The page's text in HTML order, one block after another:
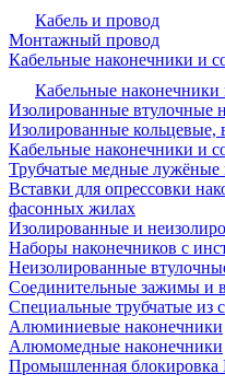
Кабель и провод
Монтажный провод
Кабельные наконечники и
Кабельные наконечники
Изолированные втулочные
Изолированные
Кабельные наконечники и
Трубчатые медные лужёные
Вставки для опрессовки
фасонных жилах
Изолированные и
Наборы наконечников с
Неизолированные
Соединительные зажимы и
Специальные трубчатые из
Алюминиевые наконечники
Алюмомедные наконечники
Промышленная блокировка